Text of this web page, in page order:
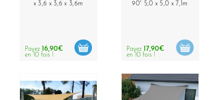
x 3,6 x 3,6 x 3,6m
Payez 16,90€
en 10 fois !
90° 5,0 x 5,0 x 7,1m
Payez 17,90€
en 10 fois !